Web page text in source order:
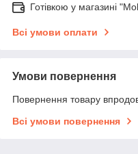
Готівкою у магазині
Всі умови оплати
Умови повернення
Повернення товару
Всі умови повернення